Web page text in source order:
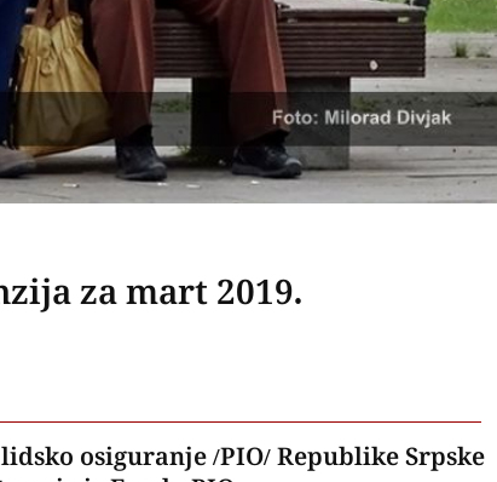
za mart 2019.
osiguranje /PIO/ Republike Srpske